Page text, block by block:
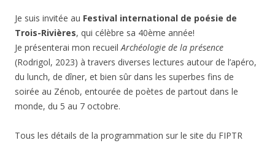
Je suis invitée au Festival international de poésie de
Trois-Rivières, qui célèbre sa 40ème année!
Je présenterai mon recueilArchéologie de la présence
(Rodrigol, 2023) à travers diverses lectures autour de l’apéro,
du lunch, de dîner, et bien sûr dans les superbes fins de
soirée au Zénob, entourée de poètes de partout dans le
monde, du 5 au 7 octobre.
Tous les détails de la programmation sur le site du FIPTR